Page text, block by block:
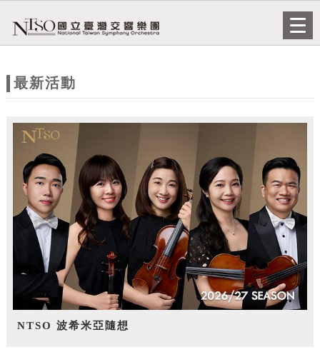
站
題
最新活動
NTSO 波希米亞隨想